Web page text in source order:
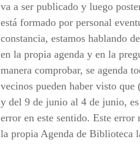
va a ser publicado y luego
está formado por personal
constancia, estamos hablando
en la propia agenda y en la
manera comprobar, se agenda
vecinos pueden haber visto
y del 9 de junio al 4 de junio,
error en este sentido. Este
la propia Agenda de Biblioteca